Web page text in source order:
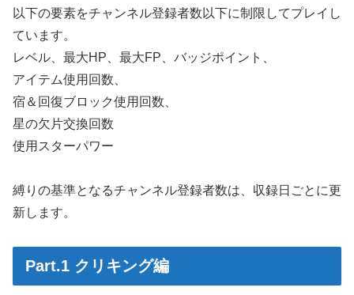
以下の要素をチャンネル登録者数以下に制限してプレイし
ています。
レベル、最大HP、最大FP、バッジポイント、
アイテム使用回数、
宿＆回復ブロック使用回数、
星の欠片交換回数
使用スターパワー
縛りの基準となるチャンネル登録者数は、収録日ごとに更
新します。
Part.1 クリキング編